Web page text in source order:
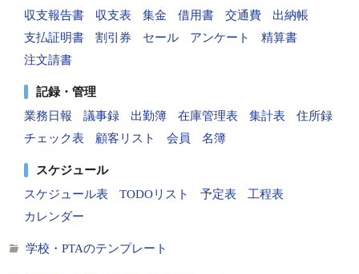
収支報告書
収支表 集金 借用書 交通費
出納帳
支払証明書
割引券 セール アンケート
精算書
注文請書
記録・管理
業務日報
議事録 出勤簿 在庫管理表 集計表
住所録
チェック表
顧客リスト 会員 名簿
スケジュール
スケジュール表
TODOリスト 予定表
工程表
カレンダー
学校・PTAのテンプレート